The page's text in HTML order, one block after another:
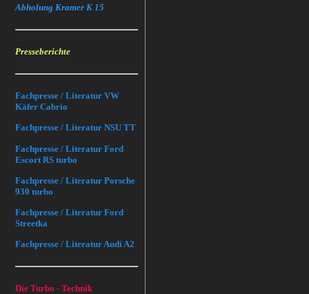
Abholung Kramer K 15
Presseberichte
Fachpresse / Literatur VW
Käfer Cabrio
Fachpresse / Literatur NSU TT
Fachpresse / Literatur Ford
Escort RS turbo
Fachpresse / Literatur Porsche
930 turbo
Fachpresse / Literatur Ford
Streetka
Fachpresse / Literatur Audi A2
Die Turbo - Technik